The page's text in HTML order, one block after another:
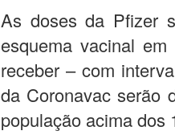
As doses da Pfizer
esquema vacinal
receber – com
da Coronavac serão
população acima dos